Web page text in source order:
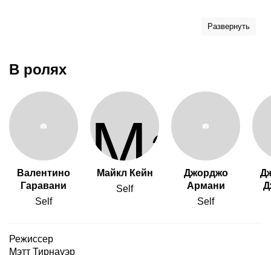
Развернуть
В ролях
Валентино
Гаравани
Self
Майкл Кейн
Self
Джорджо
Армани
Self
Режиссер
Мэтт Тирнауэр